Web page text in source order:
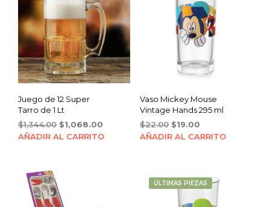
Juego de 12 Super
Tarro de 1 Lt
$1,344.00 Original
price
$1,068.00
price
AÑADIR AL CARRITO
Vaso Mickey Mouse
Vintage Hands 295 ml
$22.00 Original
price
$19.00Current
price
AÑADIR AL CARRITO
ÚLTIMAS PIEZAS